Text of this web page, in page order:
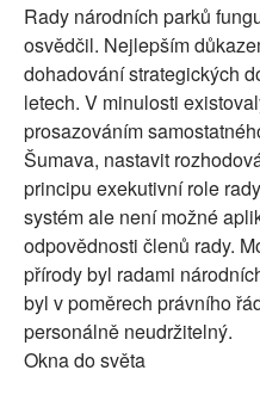
Rady národních parků
osvědčil. Nejlepším
dohadování strategických
letech. V minulosti
prosazováním
Šumava, nastavit
principu exekutivní role
systém ale není možné
odpovědnosti členů rady.
přírody byl radami
byl v poměrech právního
personálně neudržitelný.
Okna do světa